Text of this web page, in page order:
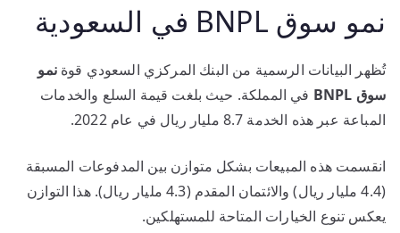
نمو سوق BNPL في السعودية
تُظهر البيانات الرسمية من البنك المركزي السعودي قوةنمو
سوق BNPL
في المملكة. حيث بلغت قيمة السلع والخدمات
المباعة عبر هذه الخدمة 8.7 مليار ريال في عام 2022.
انقسمت هذه المبيعات بشكل متوازن بين المدفوعات المسبقة
(4.4 مليار ريال) والائتمان المقدم (4.3 مليار ريال). هذا التوازن
يعكس تنوع الخيارات المتاحة للمستهلكين.